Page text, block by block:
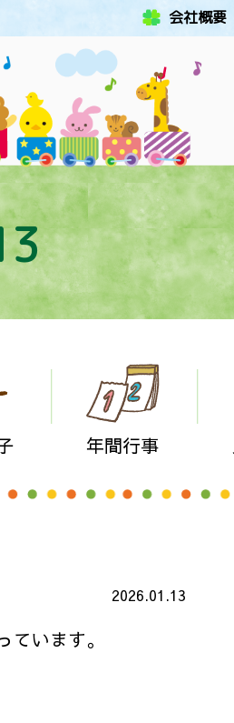
会社概要
年間行事
2026.01.13
います。